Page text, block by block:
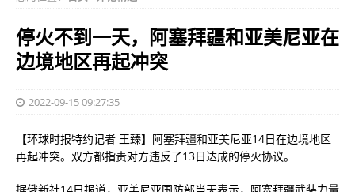
停火不到一天，阿塞拜疆和亚美尼亚在
边境地区再起冲突
2022-09-15 09:27:35
【环球时报特约记者 王臻】阿塞拜疆和亚美尼亚14日在边境地区
再起冲突。双方都指责对方违反了13日达成的停火协议。